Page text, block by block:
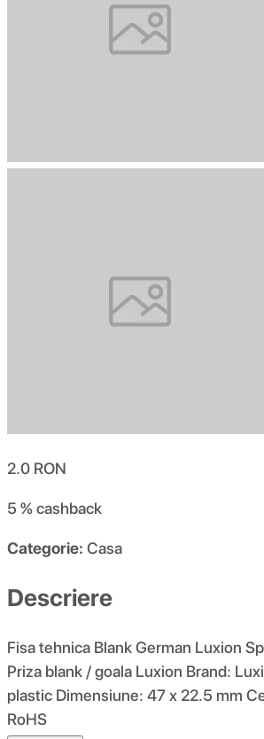
2.0 RON
5 %cashback
Categorie: Casa
Descriere
Fisa tehnica Blank German Luxion
Priza blank / goala Luxion Brand:
plastic Dimensiune: 47 x 22.5 mm
RoHS